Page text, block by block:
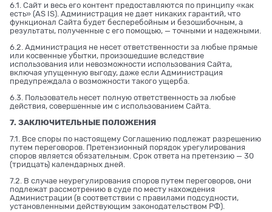
6.1. Сайт и весь его контент предоставляются по принципу «как
есть» (AS IS). Администрация не дает никаких гарантий, что
функционал Сайта будет бесперебойным и безошибочным, а
результаты, полученные с его помощью, — точными и надежными.
6.2. Администрация не несет ответственности за любые прямые
или косвенные убытки, произошедшие вследствие
использования или невозможности использования Сайта,
включая упущенную выгоду, даже если Администрация
предупреждала о возможности такого ущерба.
6.3. Пользователь несет полную ответственность за любые
действия, совершенные им с использованием Сайта.
7. ЗАКЛЮЧИТЕЛЬНЫЕ ПОЛОЖЕНИЯ
7.1. Все споры по настоящему Соглашению подлежат разрешению
путем переговоров. Претензионный порядок урегулирования
споров является обязательным. Срок ответа на претензию — 30
(тридцать) календарных дней.
7.2. В случае неурегулирования споров путем переговоров, они
подлежат рассмотрению в суде по месту нахождения
Администрации (в соответствии с правилами подсудности,
установленными действующим законодательством РФ).